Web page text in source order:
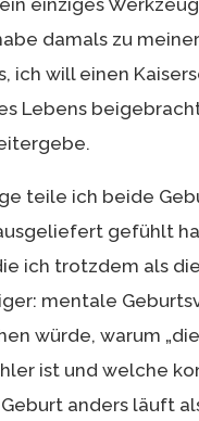
einziges
damals zu
ich will einen
Lebens
teile ich beide
gefühlt
ich trotzdem als
mentale
würde, warum
ist und welche
anders läuft